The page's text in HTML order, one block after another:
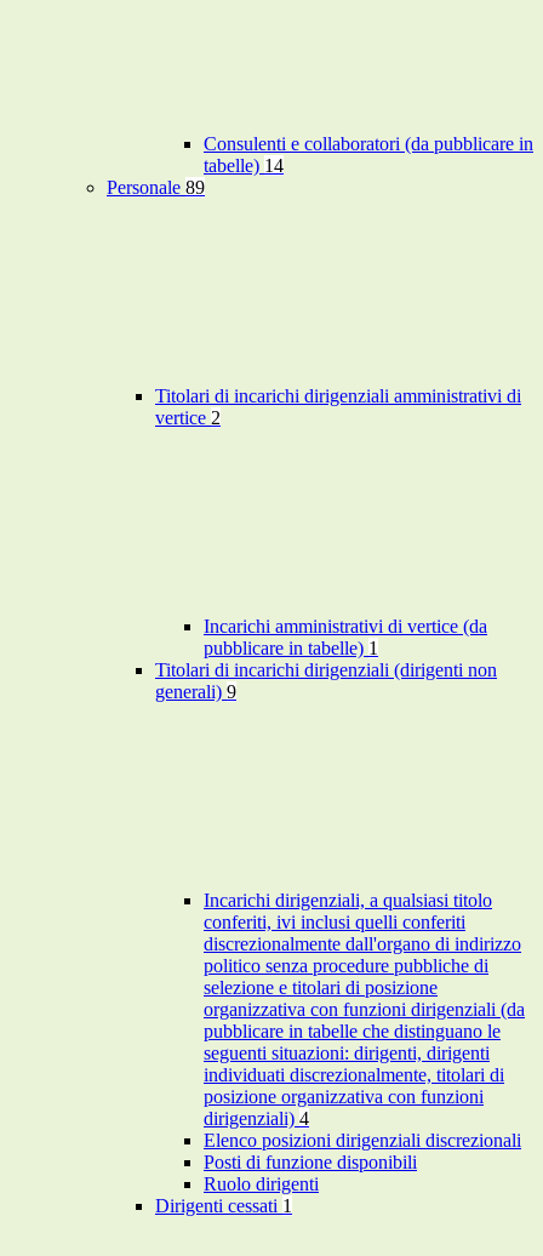
Consulenti e collaboratori (da pubblicare in
tabelle) 14
Personale 89
Titolari di incarichi dirigenziali amministrativi di
vertice 2
Incarichi amministrativi di vertice (da
pubblicare in tabelle) 1
Titolari di incarichi dirigenziali (dirigenti non
generali) 9
Incarichi dirigenziali, a qualsiasi titolo
conferiti, ivi inclusi quelli conferiti
discrezionalmente dall'organo di indirizzo
politico senza procedure pubbliche di
selezione e titolari di posizione
organizzativa con funzioni dirigenziali (da
pubblicare in tabelle che distinguano le
seguenti situazioni: dirigenti, dirigenti
individuati discrezionalmente, titolari di
posizione organizzativa con funzioni
dirigenziali) 4
Elenco posizioni dirigenziali discrezionali
Posti di funzione disponibili
Ruolo dirigenti
Dirigenti cessati 1